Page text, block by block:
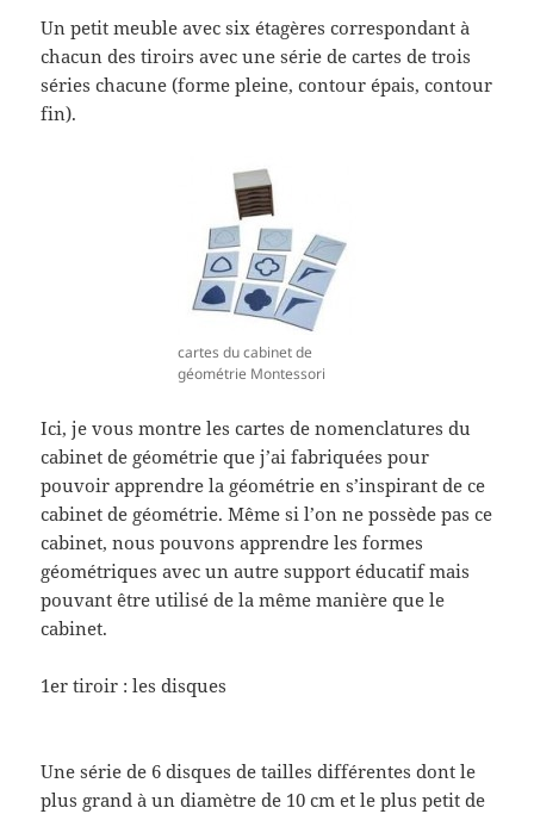
Un petit meuble avec six étagères correspondant à
chacun des tiroirs avec une série de cartes de trois
séries chacune (forme pleine, contour épais, contour
fin).
cartes du cabinet de
géométrie Montessori
Ici, je vous montre les cartes de nomenclatures du
cabinet de géométrie que j’ai fabriquées pour
pouvoir apprendre la géométrie en s’inspirant de ce
cabinet de géométrie. Même si l’on ne possède pas ce
cabinet, nous pouvons apprendre les formes
géométriques avec un autre support éducatif mais
pouvant être utilisé de la même manière que le
cabinet.
1er tiroir : les disques
Une série de 6 disques de tailles différentes dont le
plus grand à un diamètre de 10 cm et le plus petit de